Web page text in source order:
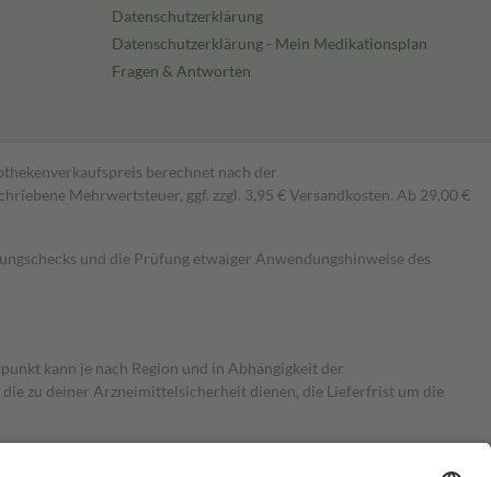
Datenschutzerklärung
Datenschutzerklärung - Mein Medikationsplan
Fragen & Antworten
berechnet nach der
Mehrwertsteuer, ggf. zzgl. 3,95 € Versandkosten. Ab 29,00 €
und die Prüfung etwaiger Anwendungshinweise des
kann je nach Region und in Abhängigkeit der
zu deiner Arzneimittelsicherheit dienen, die Lieferfrist um die